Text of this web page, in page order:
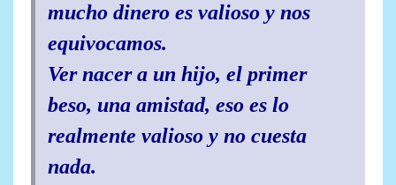
mucho dinero es valioso y nos
equivocamos.
Ver nacer a un hijo, el primer
beso, una amistad, eso es lo
realmente valioso y no cuesta
nada.